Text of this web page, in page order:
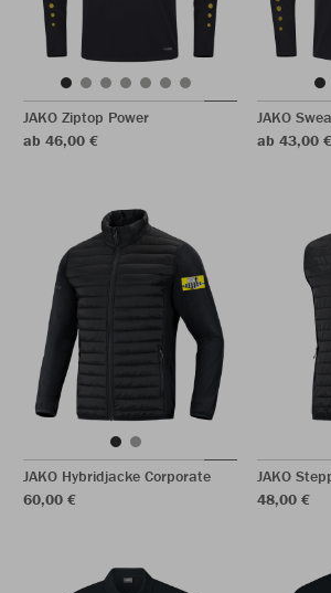
JAKO Ziptop Power
ab 46,00 €
JAKO
ab 43,00 €
JAKO Hybridjacke Corporate
60,00 €
JAKO
48,00 €